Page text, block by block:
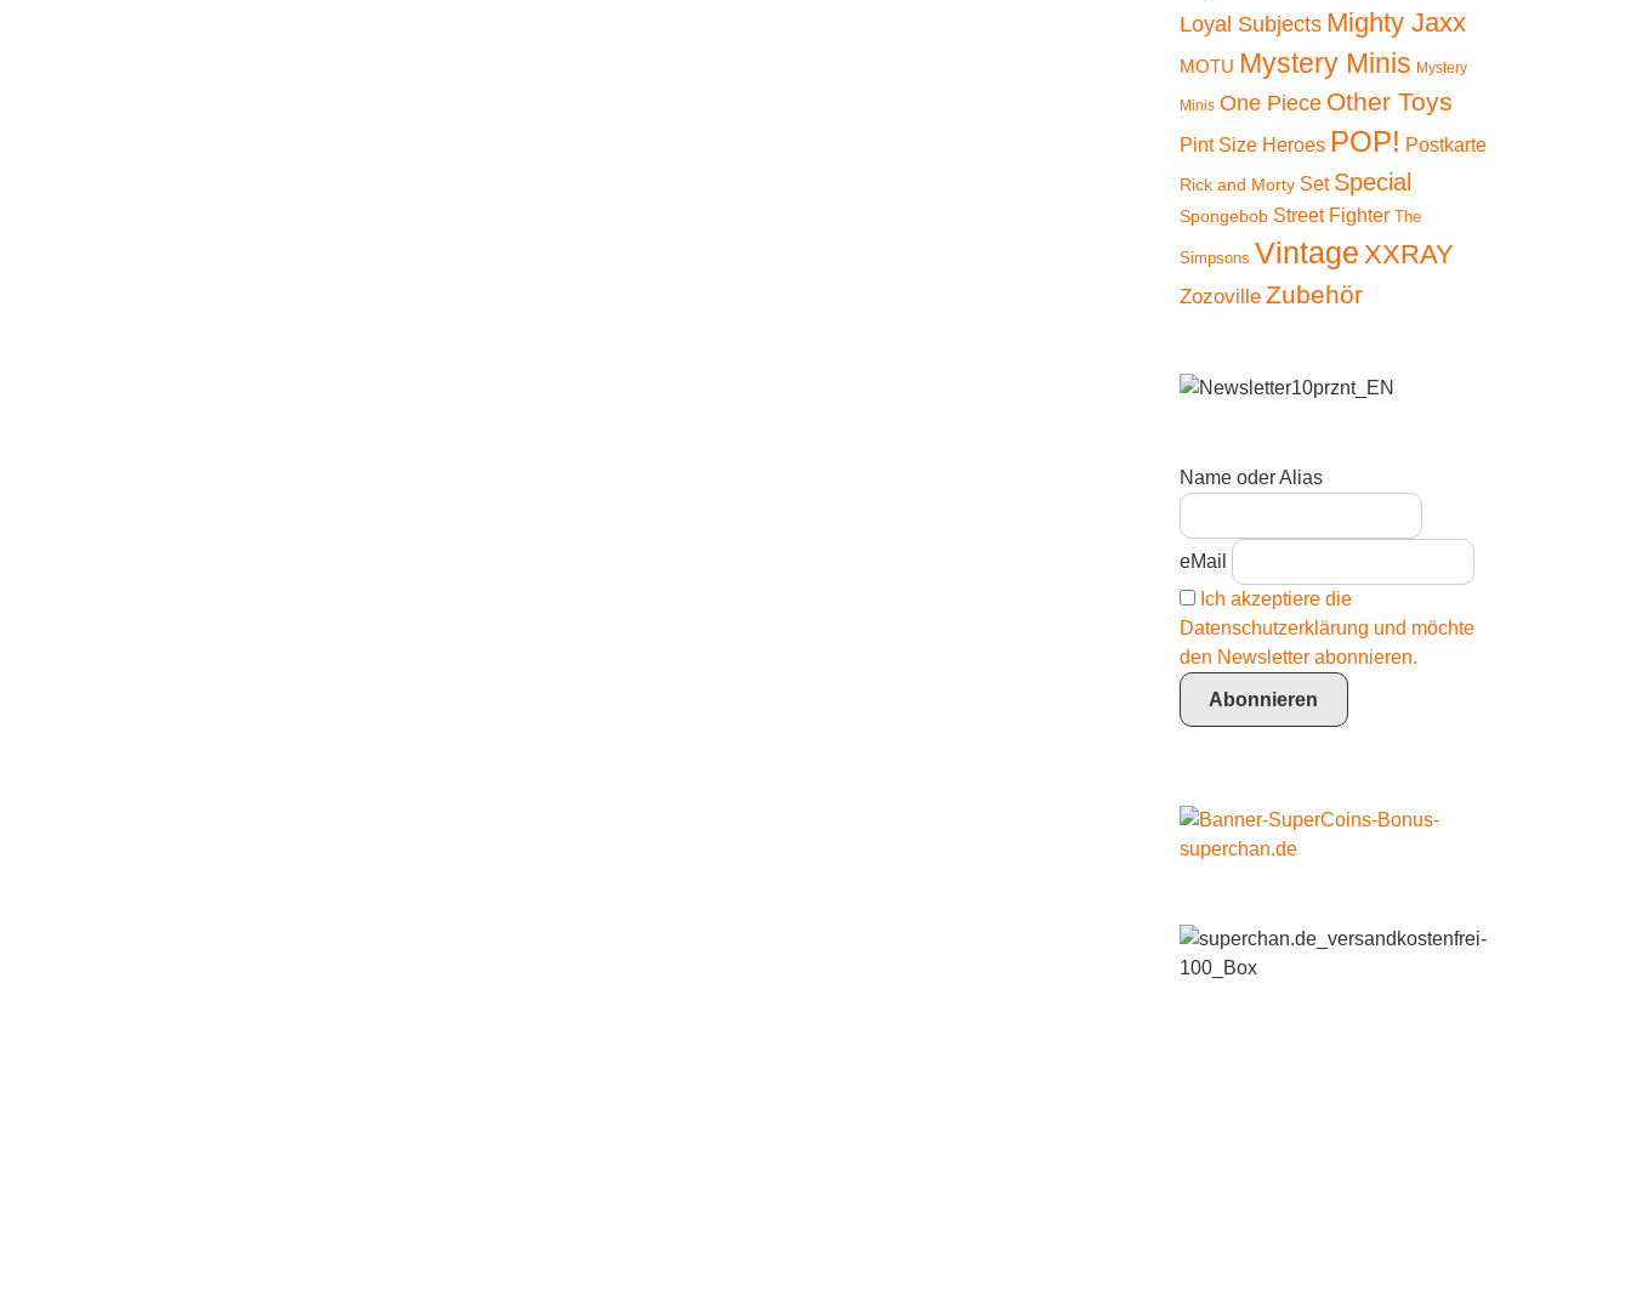
Loyal Subjects Mighty Jaxx
MOTU Mystery Minis Mystery
Minis One Piece Other Toys
Pint Size Heroes POP! Postkarte
Rick and Morty Set Special
Spongebob Street Fighter The
Simpsons Vintage XXRAY
Zozoville Zubehör
Name oder Alias
eMail
Ich akzeptiere die
Datenschutzerklärung und möchte
den Newsletter abonnieren.